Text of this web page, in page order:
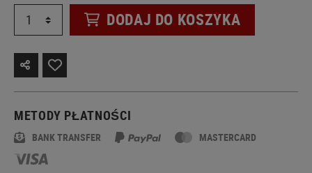
DODAJ DO KOSZYKA
METODY PŁATNOŚCI
BANK TRANSFER MASTERCARD